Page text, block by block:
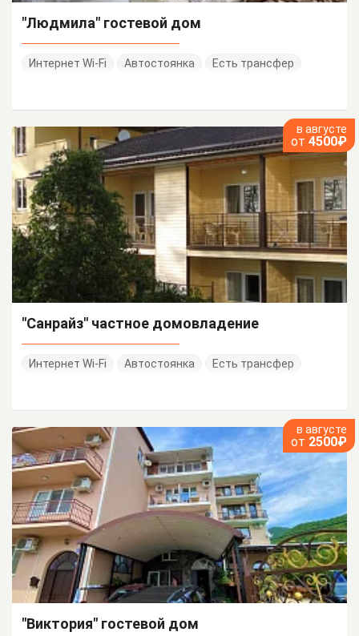
"Людмила" гостевой дом
Интернет Wi-Fi Автостоянка Есть трансфер
в августе
от 4500₽
"Санрайз" частное домовладение
Интернет Wi-Fi Автостоянка Есть трансфер
в августе
от 2500₽
"Виктория" гостевой дом